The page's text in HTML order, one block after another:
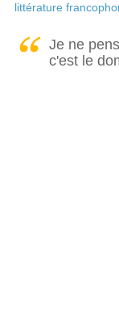
littérature
Je ne
c'est le